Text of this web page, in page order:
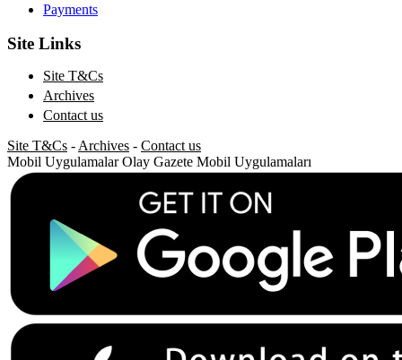
Payments
Site Links
Site T&Cs
Archives
Contact us
Site T&Cs -Archives - Contact us
Mobil Uygulamalar Olay Gazete Mobil Uygulamaları